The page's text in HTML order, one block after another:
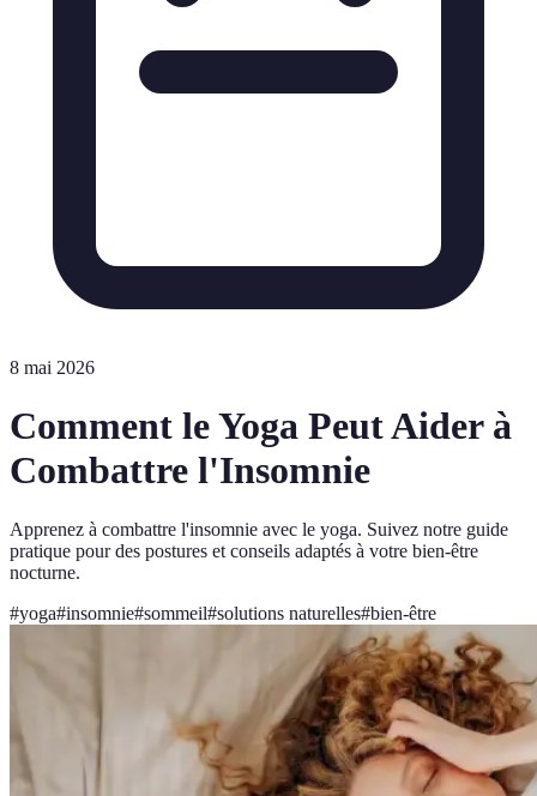
8 mai 2026
Comment le Yoga Peut Aider à
Combattre l'Insomnie
Apprenez à combattre l'insomnie avec le yoga. Suivez notre guide
pratique pour des postures et conseils adaptés à votre bien-être
nocturne.
#yoga#insomnie#sommeil#solutions naturelles#bien-être